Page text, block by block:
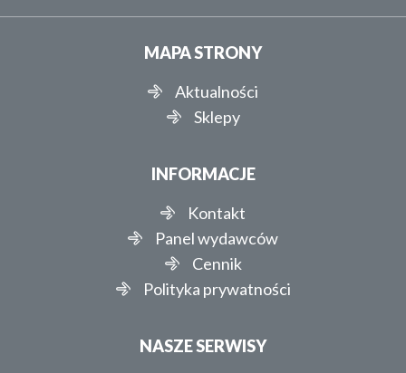
MAPA STRONY
Aktualności
Sklepy
INFORMACJE
Kontakt
Panel wydawców
Cennik
Polityka prywatności
NASZE SERWISY